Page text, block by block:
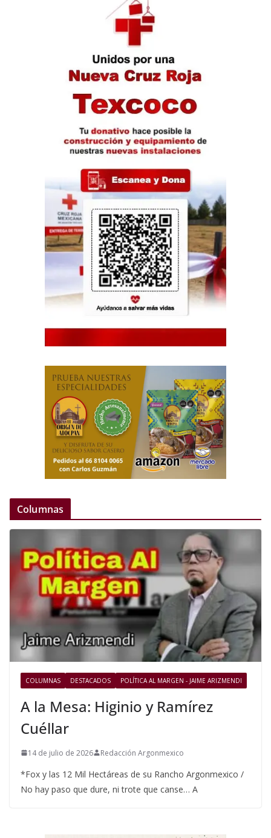
Columnas
COLUMNAS DESTACADOS POLÍTICA AL MARGEN - JAIME ARIZMENDI
A la Mesa: Higinio y Ramírez
Cuéllar
14 de julio de 2026 Redacción Argonmexico
*Fox y las 12 Mil Hectáreas de su Rancho Argonmexico /
No hay paso que dure, ni trote que canse… A